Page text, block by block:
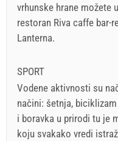
vrhunske hrane možete
restoran Riva caffe bar-
Lanterna.
SPORT
Vodene aktivnosti su
načini: šetnja,
i boravka u prirodi tu je
koju svakako vredi